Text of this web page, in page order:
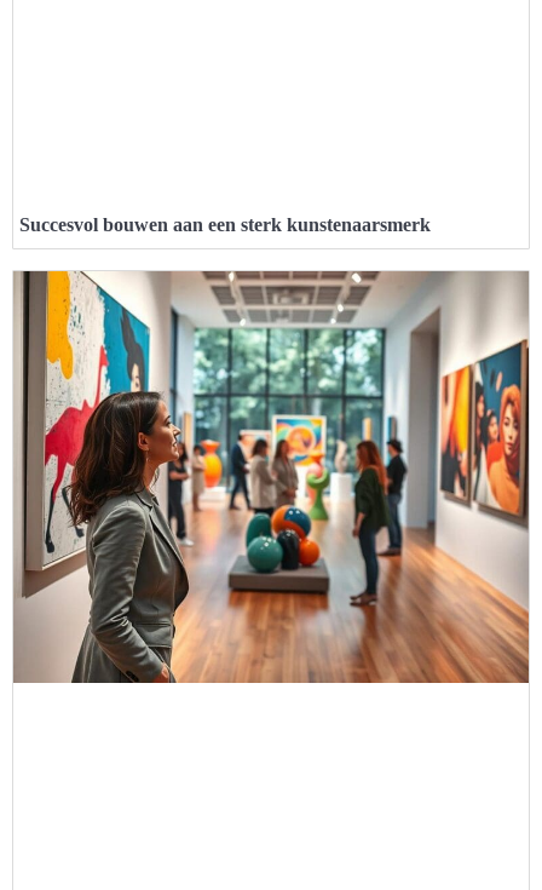
Succesvol bouwen aan een sterk kunstenaarsmerk